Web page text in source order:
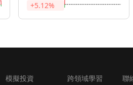
+5.12%
模擬投資 跨領域學習 聯